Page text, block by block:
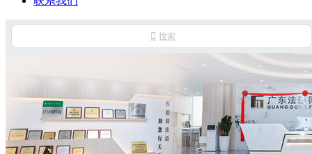
 搜索